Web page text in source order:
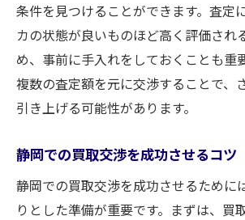
条件を見つけることができます。査定
カの状態が良いものほど高く評価され
め、事前に手入れをしておくことも重
複数の査定額を元に交渉することで、
引き上げる可能性があります。
静岡での買取交渉を成功させるコツ
静岡での買取交渉を成功させるために
りとした準備が重要です。まずは、買